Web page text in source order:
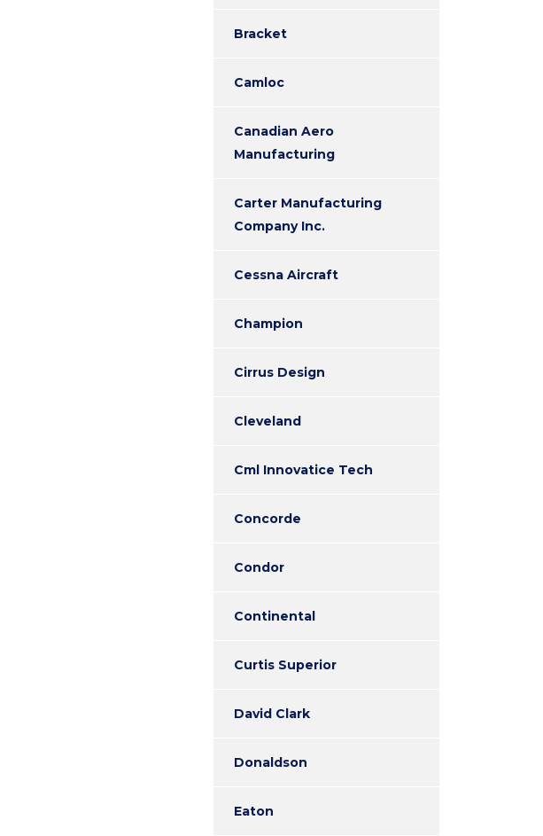
Bracket
Camloc
Canadian Aero
Manufacturing
Carter Manufacturing
Company Inc.
Cessna Aircraft
Champion
Cirrus Design
Cleveland
Cml Innovatice Tech
Concorde
Condor
Continental
Curtis Superior
David Clark
Donaldson
Eaton